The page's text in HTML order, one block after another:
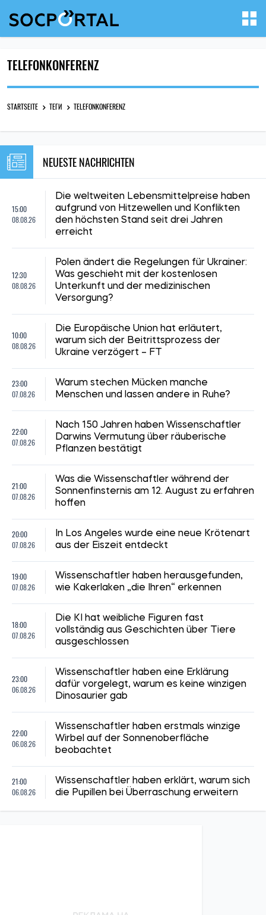
TELEFONKONFERENZ
STARTSEITE ТЕГИ TELEFONKONFERENZ
NEUESTE NACHRICHTEN
15:00
08.08.26
Die weltweiten Lebensmittelpreise haben
aufgrund von Hitzewellen und Konflikten
den höchsten Stand seit drei Jahren
erreicht
12:30
08.08.26
Polen ändert die Regelungen für Ukrainer:
Was geschieht mit der kostenlosen
Unterkunft und der medizinischen
Versorgung?
10:00
08.08.26
Die Europäische Union hat erläutert,
warum sich der Beitrittsprozess der
Ukraine verzögert – FT
23:00
07.08.26
Warum stechen Mücken manche
Menschen und lassen andere in Ruhe?
22:00
07.08.26
Nach 150 Jahren haben Wissenschaftler
Darwins Vermutung über räuberische
Pflanzen bestätigt
21:00
07.08.26
Was die Wissenschaftler während der
Sonnenfinsternis am 12. August zu erfahren
hoffen
20:00
07.08.26
In Los Angeles wurde eine neue Krötenart
aus der Eiszeit entdeckt
19:00
07.08.26
Wissenschaftler haben herausgefunden,
wie Kakerlaken „die Ihren“ erkennen
18:00
07.08.26
Die KI hat weibliche Figuren fast
vollständig aus Geschichten über Tiere
ausgeschlossen
23:00
06.08.26
Wissenschaftler haben eine Erklärung
dafür vorgelegt, warum es keine winzigen
Dinosaurier gab
22:00
06.08.26
Wissenschaftler haben erstmals winzige
Wirbel auf der Sonnenoberfläche
beobachtet
21:00
06.08.26
Wissenschaftler haben erklärt, warum sich
die Pupillen bei Überraschung erweitern